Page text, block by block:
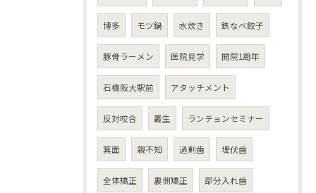
博多 モツ鍋 水炊き 鉄なべ餃子
豚骨ラーメン 医院見学 開院1周年
石橋阪大駅前 アタッチメント
反対咬合 叢生 ランチョンセミナー
箕面 親不知 過剰歯 埋伏歯
全体矯正 裏側矯正 部分入れ歯